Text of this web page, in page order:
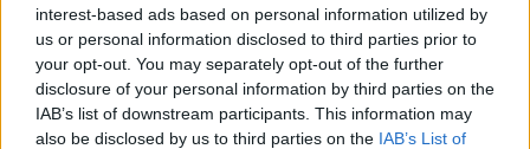
interest-based ads based on personal information utilized by
us or personal information disclosed to third parties prior to
your opt-out. You may separately opt-out of the further
disclosure of your personal information by third parties on the
IAB’s list of downstream participants. This information may
also be disclosed by us to third parties on the IAB’s List of
Ciekawostki
bardzo— Tak bardzo nieokolicznik
RSS — Pochodzenie nazwy RSS